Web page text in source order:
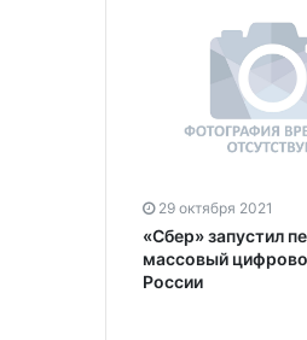
29 октября 2021
​«Сбер» запустил
массовый
России